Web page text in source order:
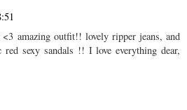
amazing outfit!! lovely ripper jeans, and
red sexy sandals !! I love everything dear,